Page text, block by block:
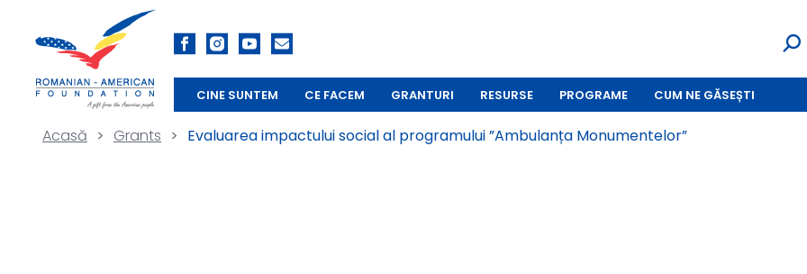
CINE SUNTEM CE FACEM GRANTURI RESURSE PROGRAME CUM NE GĂSEȘTI
Acasă > Grants > Evaluarea impactului social al programului ”Ambulanța Monumentelor”